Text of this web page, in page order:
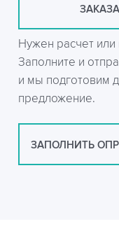
Нужен расчет
Заполните и
и мы подготовим
предложение.
ЗАПОЛНИТЬ